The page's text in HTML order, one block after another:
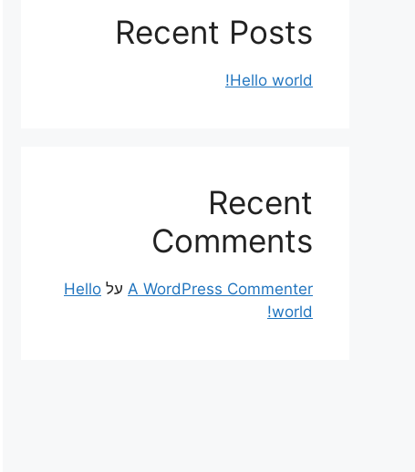
Recent Posts
Hello world!
Recent
Comments
A WordPress Commenter על Hello
world!